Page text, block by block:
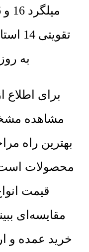
به
برای اطلاع
مشاهده
بهترین راه
محصولات
قیمت
مقایسه‌ای
خرید عمده و